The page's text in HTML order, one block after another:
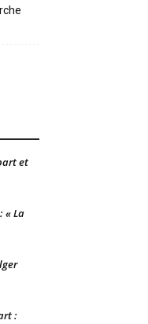
et
« La
: